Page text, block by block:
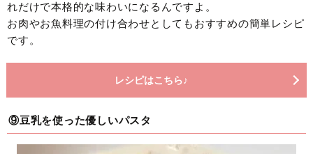
れだけで本格的な味わいになるんですよ。
お肉やお魚料理の付け合わせとしてもおすすめの簡単レシピ
です。
レシピはこちら♪
⑨豆乳を使った優しいパスタ